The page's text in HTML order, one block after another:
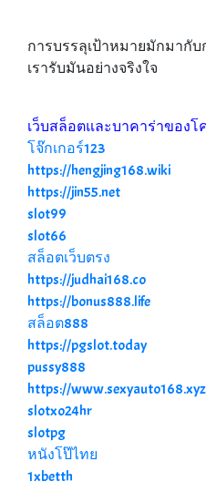
การบรรลุเป้าหมายมักมากับ
เรารับมันอย่างจริงใจ
เว็บสล็อตและบาคาร่าของโ
โจ๊กเกอร์123
https://hengjing168.wiki
https://jin55.net
slot99
slot66
สล็อตเว็บตรง
https://judhai168.co
https://bonus888.life
สล็อต888
https://pgslot.today
pussy888
https://www.sexyauto168.xyz
slotxo24hr
slotpg
หนังโป๊ไทย
1xbetth